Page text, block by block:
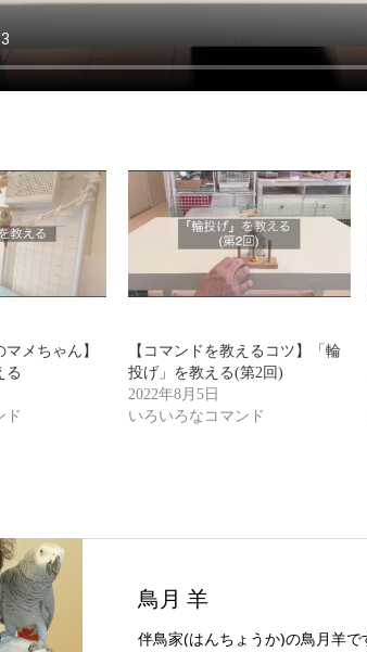
メちゃん】
る
ド
【コマンドを教えるコツ】「輪
投げ」を教える(第2回)
2022年8月5日
いろいろなコマンド
鳥月 羊